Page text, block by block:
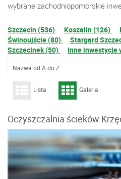
wybrane zachodniopomorskie
Szczecin (536) Koszalin (126)
Świnoujście (80)
Stargard
Szczecinek (50)
Inne inwestycje
Nazwa od A do Z
Lista Galeria
Oczyszczalnia ścieków